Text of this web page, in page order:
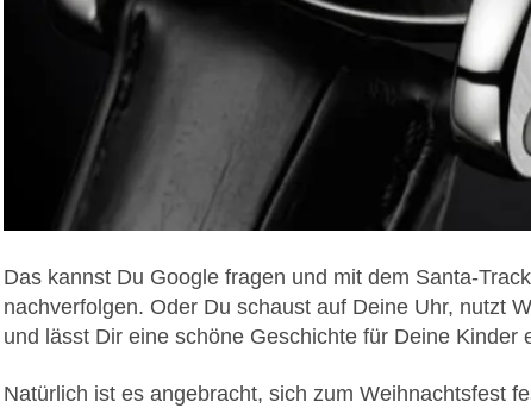
Das kannst Du Google fragen und mit dem Santa-
nachverfolgen. Oder Du schaust auf Deine Uhr, nutzt
und lässt Dir eine schöne Geschichte für Deine Kinder
Natürlich ist es angebracht, sich zum Weihnachtsfest